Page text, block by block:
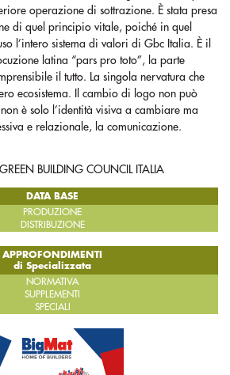
operazione di sottrazione. È stata presa
di quel principio vitale, poiché in quel
l’intero sistema di valori di Gbc Italia. È il
latina “pars pro toto”, la parte
il tutto. La singola nervatura che
ecosistema. Il cambio di logo non può
è solo l’identità visiva a cambiare ma
e relazionale, la comunicazione.
GREEN BUILDING COUNCIL ITALIA
DATA BASE
PRODUZIONE
DISTRIBUZIONE
APPROFONDIMENTI
di Specializzata
NORMATIVA
SUPPLEMENTI
SPECIALI